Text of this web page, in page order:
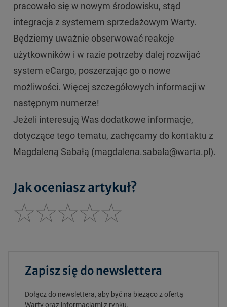
pracowało się w nowym środowisku, stąd
integracja z systemem sprzedażowym Warty.
Będziemy uważnie obserwować reakcje
użytkowników i w razie potrzeby dalej rozwijać
system eCargo, poszerzając go o nowe
możliwości. Więcej szczegółowych informacji w
następnym numerze!
Jeżeli interesują Was dodatkowe informacje,
dotyczące tego tematu, zachęcamy do kontaktu z
Magdaleną Sabałą (magdalena.sabala@warta.pl).
Jak oceniasz artykuł?
Zapisz się do newslettera
Dołącz do newslettera, aby być na bieżąco z ofertą
Warty oraz informacjami z rynku.